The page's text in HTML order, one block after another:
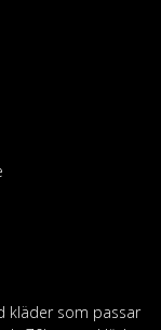
kläder som passar